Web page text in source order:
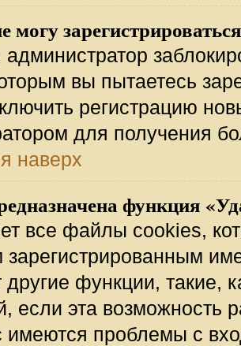
могу
вы пытаетесь
регистрацию
для получения
наверх
функция
все файлы cookies,
функции, такие,
если эта возможность
имеются проблемы с